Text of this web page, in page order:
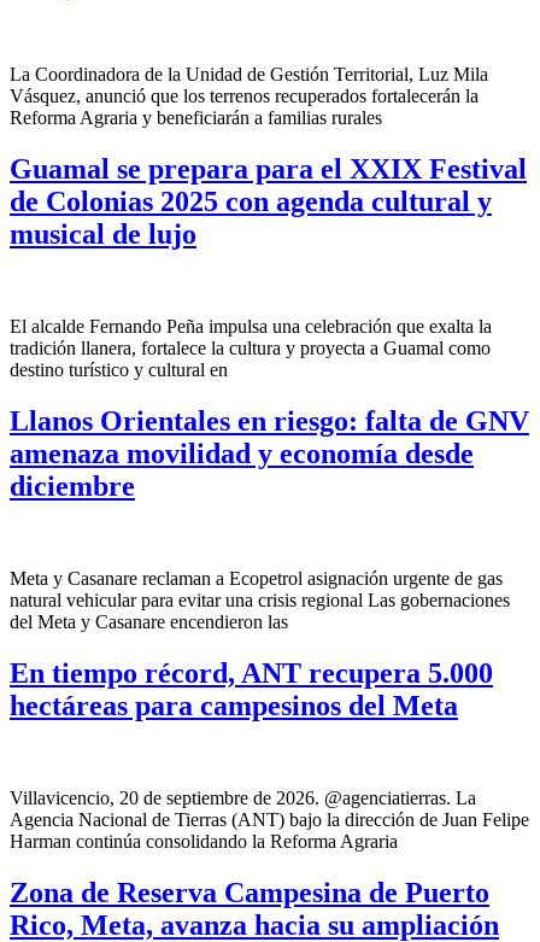
La Coordinadora de la Unidad de Gestión Territorial, Luz Mila
Vásquez, anunció que los terrenos recuperados fortalecerán la
Reforma Agraria y beneficiarán a familias rurales
Guamal se prepara para el XXIX Festival
de Colonias 2025 con agenda cultural y
musical de lujo
El alcalde Fernando Peña impulsa una celebración que exalta la
tradición llanera, fortalece la cultura y proyecta a Guamal como
destino turístico y cultural en
Llanos Orientales en riesgo: falta de GNV
amenaza movilidad y economía desde
diciembre
Meta y Casanare reclaman a Ecopetrol asignación urgente de gas
natural vehicular para evitar una crisis regional Las gobernaciones
del Meta y Casanare encendieron las
En tiempo récord, ANT recupera 5.000
hectáreas para campesinos del Meta
Villavicencio, 20 de septiembre de 2026. @agenciatierras. La
Agencia Nacional de Tierras (ANT) bajo la dirección de Juan Felipe
Harman continúa consolidando la Reforma Agraria
Zona de Reserva Campesina de Puerto
Rico, Meta, avanza hacia su ampliación